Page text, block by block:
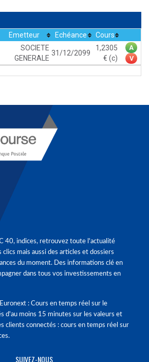
Emetteur Echéance Cours
SOCIETE
GENERALE
31/12/2099
1,2305
(c)
A
V
40, indices, retrouvez toute l'actualité
clics mais aussi des articles et dossiers
du moment. Des informations clé en
dans tous vos investissements en
: Cours en temps réel sur le
d'au moins 15 minutes sur les valeurs et
clients connectés : cours en temps réel sur
SUIVEZ-NOUS